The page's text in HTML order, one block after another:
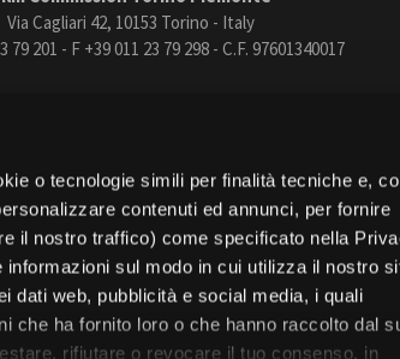
o tecnologie simili per finalità tecniche e,
contenuti ed annunci, per fornire
il nostro traffico) come specificato nella
sul modo in cui utilizza il nostro
dati web, pubblicità e social media, i quali
che ha fornito loro o che hanno raccolto dal
rifiutare o revocare il tuo consenso, in
Via Cagliari 42, 10153 Torino - Italy
79 201 - F +39 011 23 79 298 - C.F. 97601340017
Vimeo
Regione Piemonte